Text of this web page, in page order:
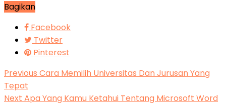
Bagikan
Facebook
Twitter
Pinterest
Previous Cara Memilih Universitas Dan Jurusan Yang
Tepat
Next Apa Yang Kamu Ketahui Tentang Microsoft Word